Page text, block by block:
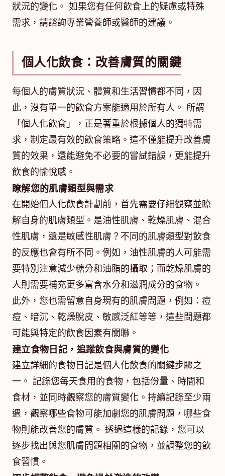
狀況的變化。 如果您有任何飲食上的疑慮或特殊
需求，請諮詢專業營養師或醫師的建議。
個人化飲食：改善膚質的關鍵
每個人的膚質狀況、體質和生活習慣都不同，因
此，沒有單一的飲食方案能適用於所有人。 所謂
「個人化飲食」，正是著重於根據個人的獨特需
求，制定最有效的飲食策略。這不僅能提升改善膚
質的效果，還能避免不必要的嘗試錯誤，更能提升
飲食的愉悅感。
瞭解您的肌膚類型與需求
在開始個人化飲食計劃前，首先需要仔細觀察並瞭
解自身的肌膚類型。是油性肌膚、乾燥肌膚、混合
性肌膚，還是敏感性肌膚？不同的肌膚類型對飲食
的反應也會有所不同。例如，油性肌膚的人可能需
要特別注意減少糖分和油脂的攝取；而乾燥肌膚的
人則需要補充更多富含水分和滋潤成分的食物。
此外，您也需留意自身現有的肌膚問題，例如：痘
痘、暗沉、乾燥脫皮、敏感泛紅等等，這些問題都
可能與特定的飲食因素有關聯。
建立食物日記，追蹤飲食與膚質的變化
建立詳細的食物日記是個人化飲食的關鍵步驟之
一。 記錄您每天食用的食物，包括份量、時間和
食材，並同時觀察您的膚質變化。持續記錄至少兩
週，觀察哪些食物可能加劇您的肌膚問題，哪些食
物則能改善您的膚質。 透過這樣的記錄，您可以
逐步找出與您肌膚問題相關的食物，並調整您的飲
食習慣。